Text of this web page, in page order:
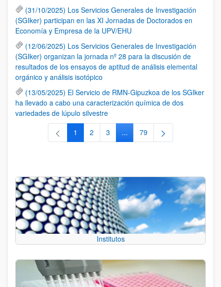
(31/10/2025) Los Servicios Generales de Investigación
(SGIker) participan en las XI Jornadas de Doctorados en
Economía y Empresa de la UPV/EHU
(12/06/2025) Los Servicios Generales de Investigación
(SGIker) organizan la jornada nº 28 para la discusión de
resultados de los ensayos de aptitud de análisis elemental
orgánico y análisis isotópico
(13/05/2025) El Servicio de RMN-Gipuzkoa de los SGIker
ha llevado a cabo una caracterización química de dos
variedades de lúpulo silvestre
Página
1 Página
2 Página
3 ...Páginas intermedias Use TAB
Página
79
Institutos